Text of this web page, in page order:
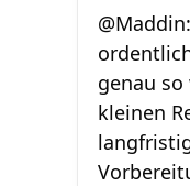
genau so
kleinen